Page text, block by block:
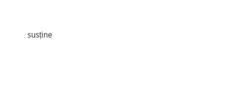
susține